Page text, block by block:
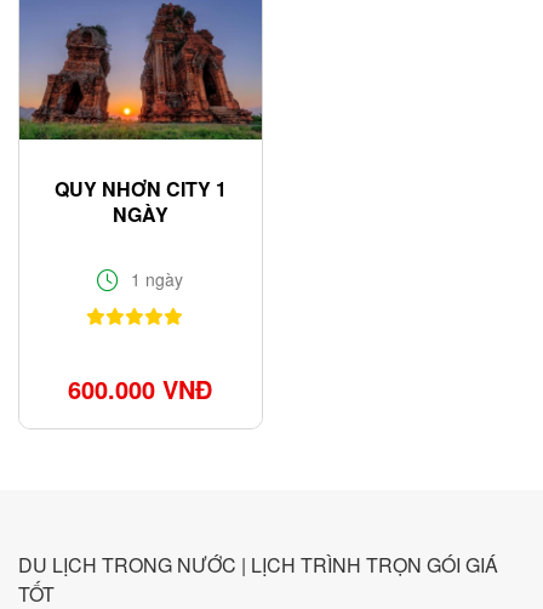
QUY NHƠN CITY 1
NGÀY
1 ngày
600.000 VNĐ
DU LỊCH TRONG NƯỚC | LỊCH TRÌNH TRỌN GÓI GIÁ
TỐT